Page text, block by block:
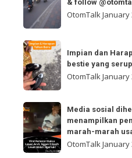
“
browse
&
follow
@otomtalk
Sc:
hk.hato
“
browse
feed
&
@otomtalk
& follow
OtomTalk January
Impian
dan
Harapan
Tahun
Baru
Punya
bestie
yang
Impian dan
bestie yang
OtomTalkJanuary
Media
sosial
dihebohkan
video
Media sosial
menampilkan
marah-marah
OtomTalkJanuary